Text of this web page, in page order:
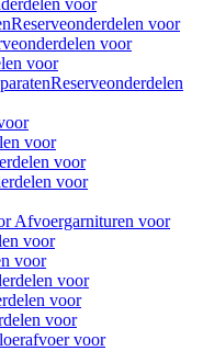
voor
Reserveonderdelen voor
voor
voor
Reserveonderdelen
voor
voor
voor
Afvoergarnituren voor
voor
voor
voor
voor
voor
voor